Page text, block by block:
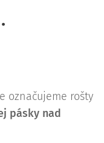
označujeme rošty
pásky nad